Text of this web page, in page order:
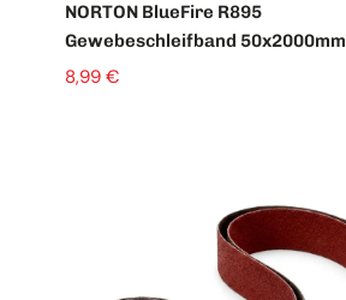
NORTON BlueFire R895
Gewebeschleifband 50x2000mm
8,99 €